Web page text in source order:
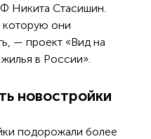
Никита Стасишин.
которую они
— проект «Вид на
в России».
новостройки
подорожали более